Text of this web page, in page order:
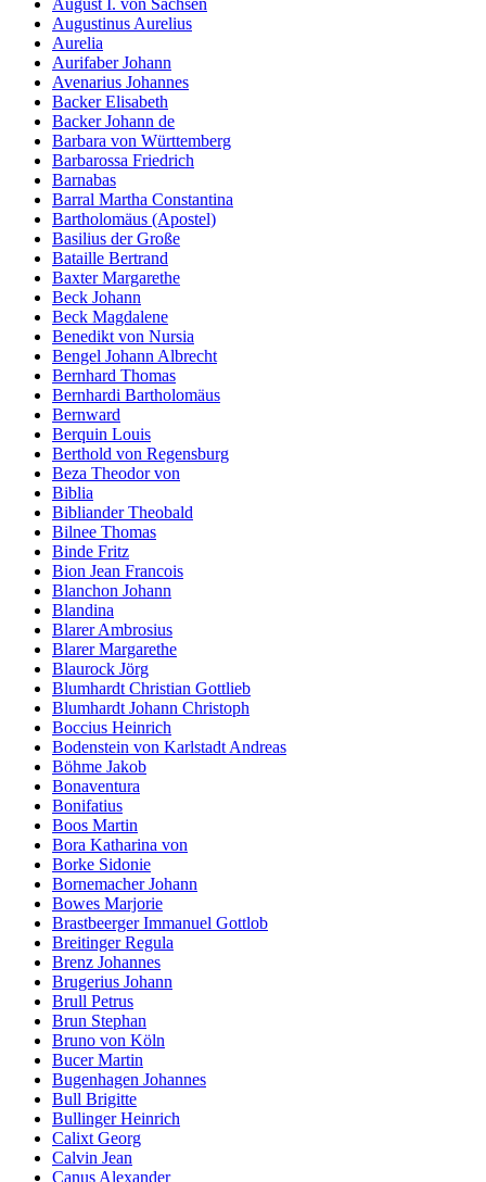
August I. von Sachsen
Augustinus Aurelius
Aurelia
Aurifaber Johann
Avenarius Johannes
Backer Elisabeth
Backer Johann de
Barbara von Württemberg
Barbarossa Friedrich
Barnabas
Barral Martha Constantina
Bartholomäus (Apostel)
Basilius der Große
Bataille Bertrand
Baxter Margarethe
Beck Johann
Beck Magdalene
Benedikt von Nursia
Bengel Johann Albrecht
Bernhard Thomas
Bernhardi Bartholomäus
Bernward
Berquin Louis
Berthold von Regensburg
Beza Theodor von
Biblia
Bibliander Theobald
Bilnee Thomas
Binde Fritz
Bion Jean Francois
Blanchon Johann
Blandina
Blarer Ambrosius
Blarer Margarethe
Blaurock Jörg
Blumhardt Christian Gottlieb
Blumhardt Johann Christoph
Boccius Heinrich
Bodenstein von Karlstadt Andreas
Böhme Jakob
Bonaventura
Bonifatius
Boos Martin
Bora Katharina von
Borke Sidonie
Bornemacher Johann
Bowes Marjorie
Brastbeerger Immanuel Gottlob
Breitinger Regula
Brenz Johannes
Brugerius Johann
Brull Petrus
Brun Stephan
Bruno von Köln
Bucer Martin
Bugenhagen Johannes
Bull Brigitte
Bullinger Heinrich
Calixt Georg
Calvin Jean
Canus Alexander